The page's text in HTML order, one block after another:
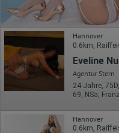
Hannover
0.6km,
Agentur Stern
Hannover
0.6km,